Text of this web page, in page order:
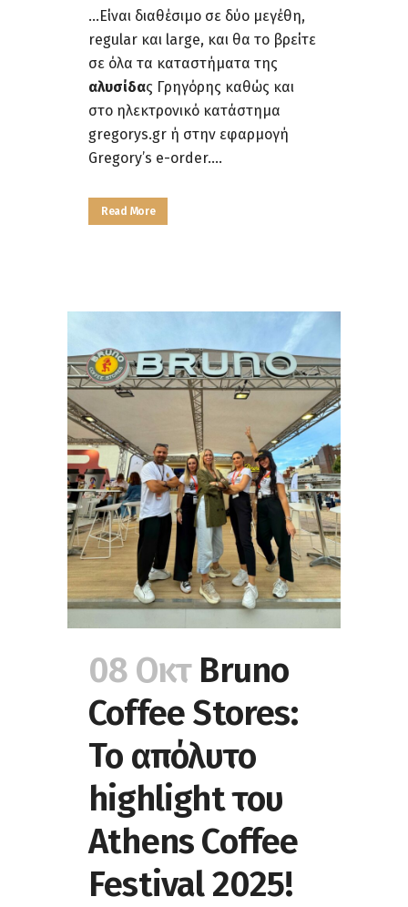
...Είναι διαθέσιμο σε δύο μεγέθη,
regular και large, και θα το βρείτε
σε όλα τα καταστήματα της
αλυσίδας Γρηγόρης καθώς και
στο ηλεκτρονικό κατάστημα
gregorys.gr ή στην εφαρμογή
Gregory’s e-order....
Read More
08 Οκτ Bruno
Coffee Stores:
Το απόλυτο
highlight του
Athens Coffee
Festival 2025!